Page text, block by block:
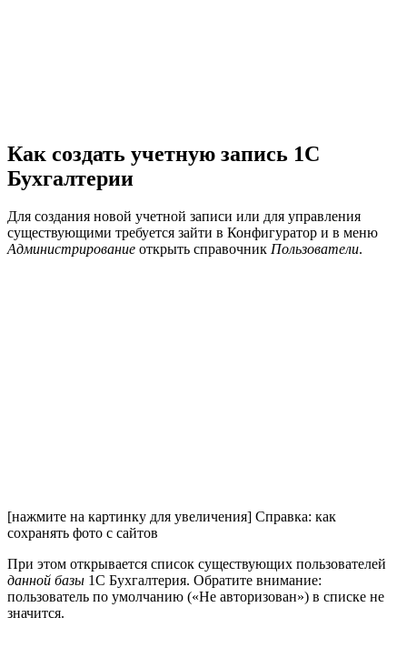
Как создать учетную запись 1С
Бухгалтерии
Для создания новой учетной записи или для управления
существующими требуется зайти в Конфигуратор и в меню
Администрирование открыть справочник Пользователи.
[нажмите на картинку для увеличения] Справка: как
сохранять фото с сайтов
При этом открывается список существующих пользователей
данной базы 1С Бухгалтерия. Обратите внимание:
пользователь по умолчанию («Не авторизован») в списке не
значится.